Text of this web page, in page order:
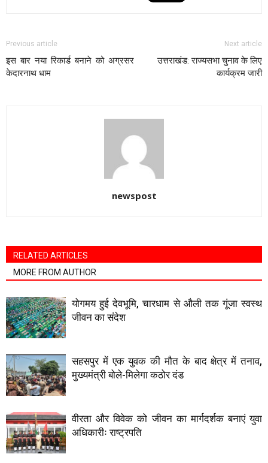
Previous article
इस बार नया रिकार्ड बनाने को अग्रसर
केदारनाथ धाम
Next article
उत्तराखंड: राज्यसभा चुनाव के लिए
कार्यक्रम जारी
newspost
RELATED ARTICLES
MORE FROM AUTHOR
योगमय हुई देवभूमि, चारधाम से औली तक गूंजा स्वस्थ
जीवन का संदेश
सहसपुर में एक युवक की मौत के बाद क्षेत्र में तनाव,
मुख्यमंत्री बोले-मिलेगा कठोर दंड
वीरता और विवेक को जीवन का मार्गदर्शक बनाएं युवा
अधिकारीः राष्ट्रपति